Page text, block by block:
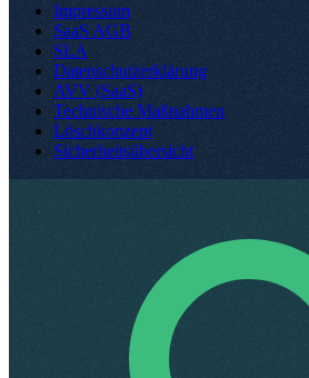
Impressum
SaaS AGB
SLA
Datenschutzerklärung
AVV (SaaS)
Technische Maßnahmen
Löschkonzept
Sicherheitsübersicht